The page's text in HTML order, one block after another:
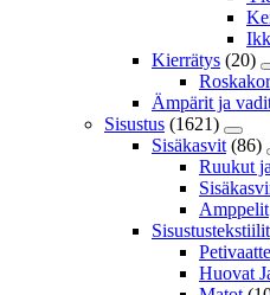
Kierrätys (20)
Ämpärit ja
Sisustus (1621)
Sisäkasvit (86)
Ruukut
Amppelit
Sisustustekstiilit
Huovat